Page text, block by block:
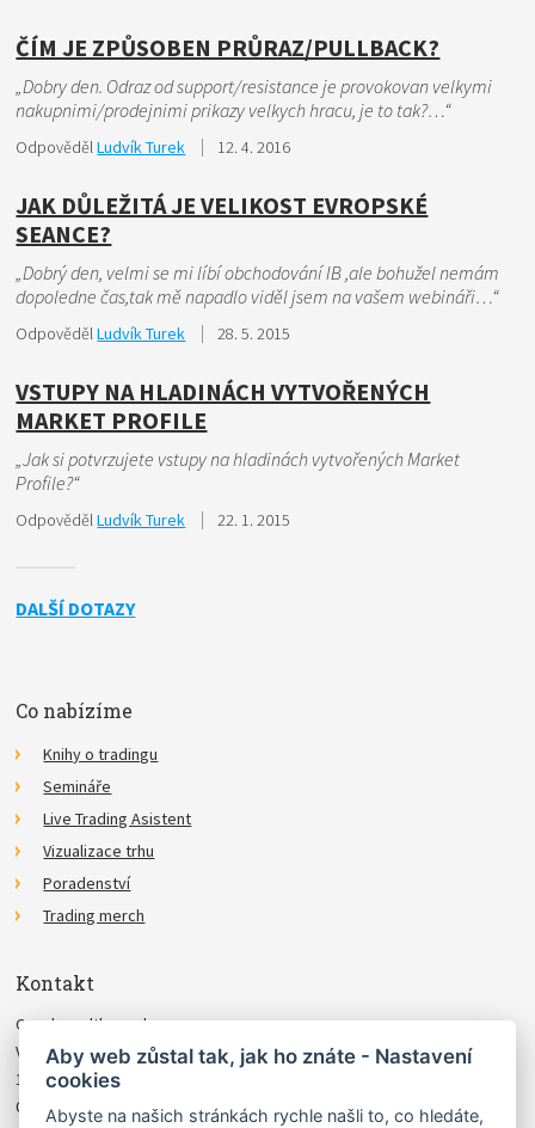
ČÍM JE ZPŮSOBEN PRŮRAZ/PULLBACK?
„Dobry den. Odraz od support/resistance je provokovan velkymi
nakupnimi/prodejnimi prikazy velkych hracu, je to tak?…“
OdpovědělLudvík Turek 12. 4. 2016
JAK DŮLEŽITÁ JE VELIKOST EVROPSKÉ
SEANCE?
„Dobrý den, velmi se mi líbí obchodování IB ,ale bohužel nemám
dopoledne čas,tak mě napadlo viděl jsem na vašem webináři…“
OdpovědělLudvík Turek 28. 5. 2015
VSTUPY NA HLADINÁCH VYTVOŘENÝCH
MARKET PROFILE
„Jak si potvrzujete vstupy na hladinách vytvořených Market
Profile?“
OdpovědělLudvík Turek 22. 1. 2015
DALŠÍ DOTAZY
Co nabízíme
Knihy o tradingu
Semináře
Live Trading Asistent
Vizualizace trhu
Poradenství
Trading merch
Kontakt
Czechwealth, spol. s r.o.
Višňová 4
140 00 Praha 4
Česká Republika
Aby web zůstal tak, jak ho znáte - Nastavení
cookies
Abyste na našich stránkách rychle našli to, co hledáte,